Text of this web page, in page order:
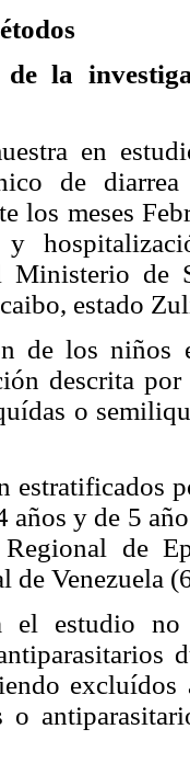
la
en
de
los meses
y
Ministerio de
estado
de los niños
descrita por
o
estratificados
años y de 5
de
de Venezuela
el estudio no
o